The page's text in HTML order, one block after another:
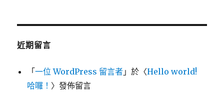
近期留言
「一位 WordPress 留言者 」於〈Hello world!
哈囉！ 〉發佈留言